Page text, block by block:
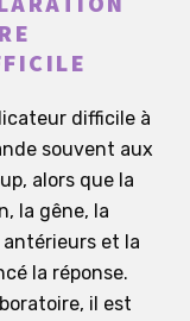
difficile à
souvent aux
alors que la
la gêne, la
et la
la réponse.
il est